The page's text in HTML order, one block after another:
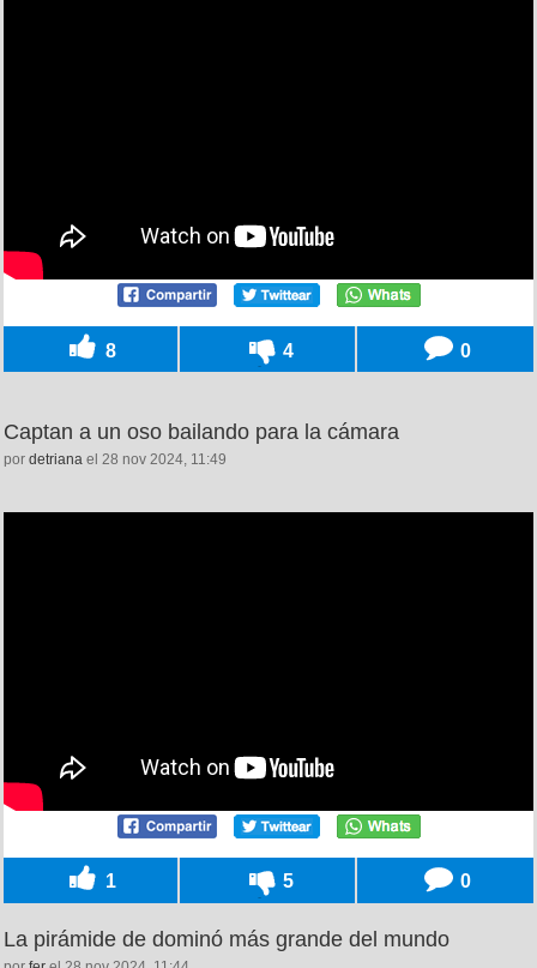
8 4 0
Captan a un oso bailando para la cámara
por detriana el 28 nov 2024, 11:49
1 5 0
La pirámide de dominó más grande del mundo